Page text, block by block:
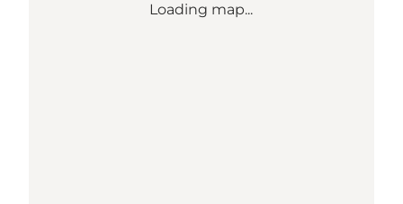
Loading map...